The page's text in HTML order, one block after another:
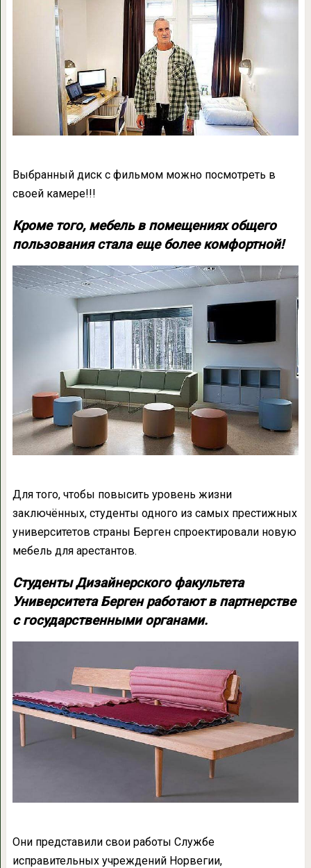
Выбранный диск с фильмом можно посмотреть в
своей камере!!!
Кроме того, мебель в помещениях общего
пользования стала еще более комфортной!
Для того, чтобы повысить уровень жизни
заключённых, студенты одного из самых престижных
университетов страны Берген спроектировали новую
мебель для арестантов.
Студенты Дизайнерского факультета
Университета Берген работают в партнерстве
с государственными органами.
Они представили свои работы Службе
исправительных учреждений Норвегии,